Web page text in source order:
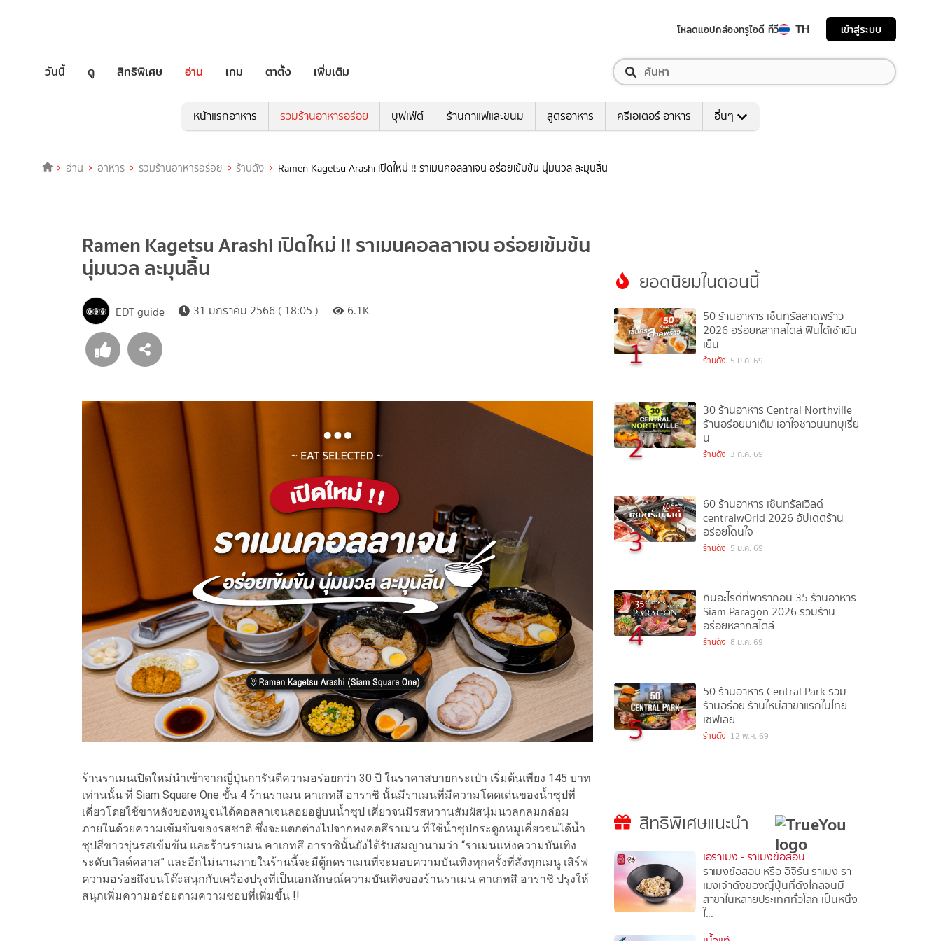
โหลดแอปกล่องทรูไอดี ทีวี TH เข้าสู่ระบบ
วันนี้ ดู สิทธิพิเศษ อ่าน เกม ตาตั้ง เพิ่มเติม
หน้าแรกอาหาร รวมร้านอาหารอร่อย บุฟเฟ่ต์ ร้านกาแฟและขนม สูตรอาหาร ครีเอเตอร์ อาหาร อื่นๆ
อ่าน อาหาร รวมร้านอาหารอร่อย ร้านดัง Ramen Kagetsu Arashi เปิดใหม่ !! ราเมนคอลลาเจน อร่อยเข้มข้น นุ่มนวล ละมุนลิ้น
Ramen Kagetsu Arashi เปิดใหม่ !! ราเมนคอลลาเจน อร่อยเข้มข้น
นุ่มนวล ละมุนลิ้น
EDT guide 31 มกราคม 2566 ( 18:05 ) 6.1K
ร้านราเมนเปิดใหม่นำเข้าจากญี่ปุ่นการันตีความอร่อยกว่า 30 ปี ในราคาสบายกระเป๋า เริ่มต้นเพียง 145 บาท
เท่านนั้น ที่ Siam Square One ขั้น 4 ร้านราเมน คาเกทสึ อาราชิ นั้นมีราเมนที่มีความโดดเด่นของน้ำซุปที่
เคี่ยวโดยใช้ขาหลังของหมูจนได้คอลลาเจนลอยอยู่บนน้ำซุป เคี่ยวจนมีรสหวานสัมผัสนุ่มนวลกลมกล่อม
ภายในด้วยความเข้มข้นของรสชาติ ซึ่งจะแตกต่างไปจากทงคตสึราเมน ที่ใช้น้ำซุปกระดูกหมูเคี่ยวจนได้น้ำ
ซุปสีขาวขุ่นรสเข้มข้น และร้านราเมน คาเกทสึ อาราชินั้นยังได้รับสมญานามว่า “ราเมนแห่งความบันเทิง
ระดับเวิลด์คลาส” และอีกไม่นานภายในร้านนี้จะมีตู้กดราเมนที่จะมอบความบันเทิงทุกครั้งที่สั่งทุกเมนู เสิร์ฟ
ความอร่อยถึงบนโต๊ะสนุกกับเครื่องปรุงที่เป็นเอกลักษณ์ความบันเทิงของร้านราเมน คาเกทสึ อาราชิ ปรุงให้
สนุกเพิ่มความอร่อยตามความชอบที่เพิ่มขึ้น !!
ยอดนิยมในตอนนี้
1
50 ร้านอาหาร เซ็นทรัลลาดพร้าว
2026 อร่อยหลากสไตล์ ฟินได้เช้ายัน
เย็น
ร้านดัง 5 ม.ค. 69
2
30 ร้านอาหาร Central Northville
ร้านอร่อยมาเต็ม เอาใจชาวนนทบุเรี่ย
น
ร้านดัง 3 ก.ค. 69
3
60 ร้านอาหาร เซ็นทรัลเวิลด์
centralwOrld 2026 อัปเดตร้าน
อร่อยโดนใจ
ร้านดัง 5 ม.ค. 69
4
กินอะไรดีที่พารากอน 35 ร้านอาหาร
Siam Paragon 2026 รวมร้าน
อร่อยหลากสไตล์
ร้านดัง 8 ม.ค. 69
5
50 ร้านอาหาร Central Park รวม
ร้านอร่อย ร้านใหม่สาขาแรกในไทย
เซฟเลย
ร้านดัง 12 พ.ค. 69
สิทธิพิเศษแนะนำ
เอราเมง - ราเมงข้อสอบ
ราเมงข้อสอบ หรือ อิจิรัน ราเมง รา
เมงเจ้าดังของญี่ปุ่นที่ดังไกลจนมี
สาขาในหลายประเทศทั่วโลก เป็นหนึ่ง
ใ...